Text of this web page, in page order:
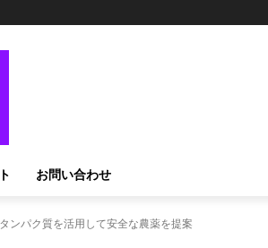
お問い合わせ
ンパク質を活用して安全な農薬を提案